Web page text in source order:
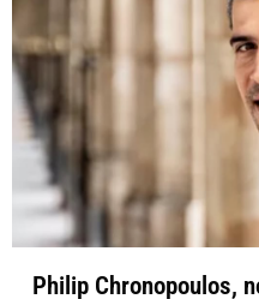
Philip Chronopoulos,